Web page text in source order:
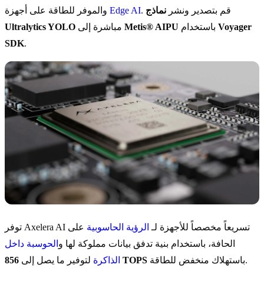
Edge AI . قم بتصدير ونشر نماذج
Ultralytics YOLO
Metis® AIPU
Voyager
SDK.
توفر Axelera AI تسريعاً مخصصاً للأجهزة لـ الرؤية الحاسوبية على
الحافة، باستخدام بنية تدفق بيانات مملوكة لها و الحوسبة داخل
الذاكرة لتوفير ما يصل إلى 856 TOPS باستهلاك منخفض للطاقة.